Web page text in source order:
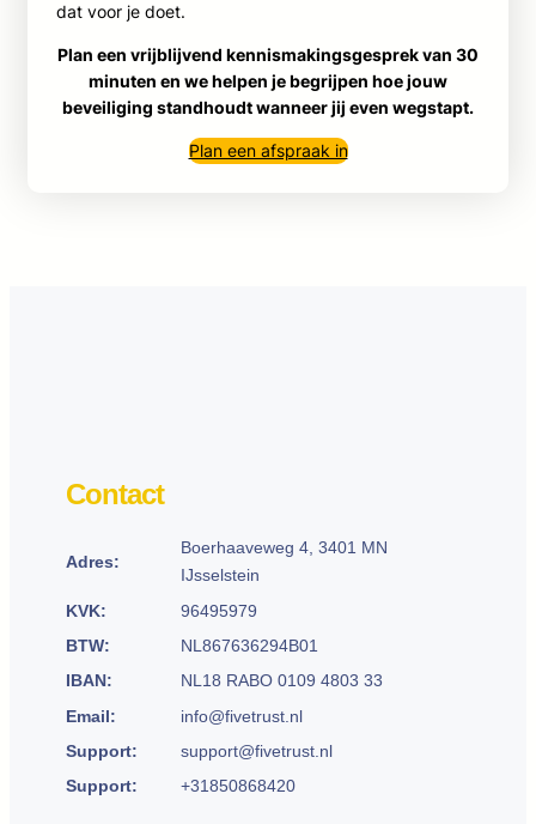
dat voor je doet.
Plan een vrijblijvend kennismakingsgesprek van 30
minuten en we helpen je begrijpen hoe jouw
beveiliging standhoudt wanneer jij even wegstapt.
Plan een afspraak in
Contact
Adres:
Boerhaaveweg 4, 3401 MN
IJsselstein
KVK:
96495979
BTW:
NL867636294B01
IBAN:
NL18 RABO 0109 4803 33
Email:
info@fivetrust.nl
Support:
support@fivetrust.nl
Support:
+31850868420